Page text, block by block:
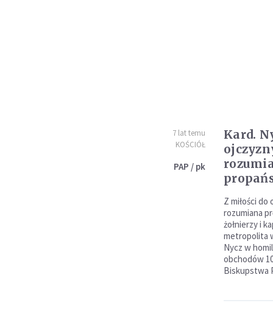
7 lat temu
KOŚCIÓŁ
PAP / pk
Kard.
Z miłości
rozumiana
żołnierzy i
metropolita
Nycz w
obchodów
Biskupstwa